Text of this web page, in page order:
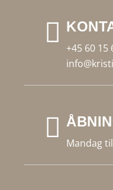
+45 60 15
Mandag